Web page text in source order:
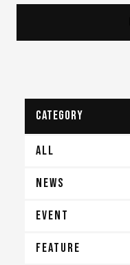
CATEGORY
ALL
NEWS
EVENT
FEATURE